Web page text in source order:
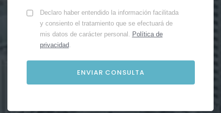
Declaro haber entendido la información facilitada
y consiento el tratamiento que se efectuará de
mis datos de carácter personal. Política de
privacidad.